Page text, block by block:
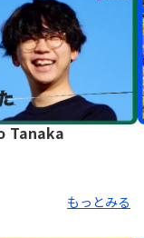
Tanaka
もっとみる